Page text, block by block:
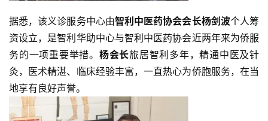
据悉，该义诊服务中心由智利中医药协会会长杨剑波个人筹
资设立，是智利华助中心与智利中医药协会近两年来为侨服
务的一项重要举措。 杨会长旅居智利多年，精通中医及针
灸，医术精湛、临床经验丰富，一直热心为侨胞服务，在当
地享有良好声誉。